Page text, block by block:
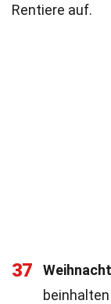
Rentiere auf.
37